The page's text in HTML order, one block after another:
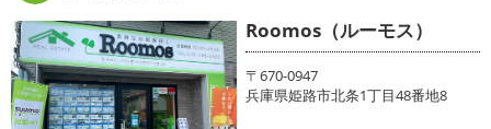
Roomos（ルーモス）
〒670-0947
兵庫県姫路市北条1丁目48番地8